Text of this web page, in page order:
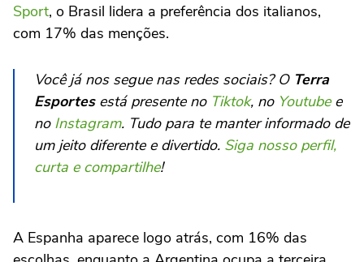
Sport, o Brasil lidera a preferência dos italianos,
com 17% das menções.
Você já nos segue nas redes sociais? O Terra
Esportesestá presente no Tiktok, no Youtubee
no Instagram. Tudo para te manter informado de
um jeito diferente e divertido. Siga nosso perfil,
curta e compartilhe!
A Espanha aparece logo atrás, com 16% das